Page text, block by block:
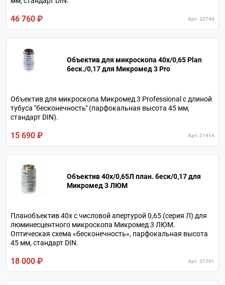
46 760 ₽ Арт. 22744
Объектив для микроскопа 40х/0,65 Plan
беск./0,17 для Микромед 3 Pro
Объектив для микроскопа Микромед 3 Professional с длиной
тубуса "бесконечность" (парфокальная высота 45 мм,
стандарт DIN).
15 690 ₽ Арт. 21414
Объектив 40х/0,65Л план. беск/0,17 для
Микромед 3 ЛЮМ
Планобъектив 40х с числовой апертурой 0,65 (серия Л) для
люминесцентного микроскопа Микромед 3 ЛЮМ.
Оптическая схема «бесконечность», парфокальная высота
45 мм, стандарт DIN.
18 000 ₽ Арт. 21761